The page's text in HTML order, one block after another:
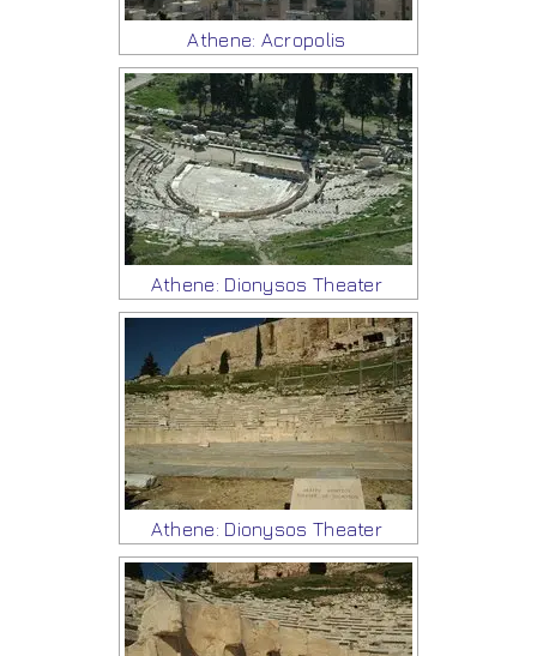
Athene: Acropolis
Athene: Dionysos Theater
Athene: Dionysos Theater